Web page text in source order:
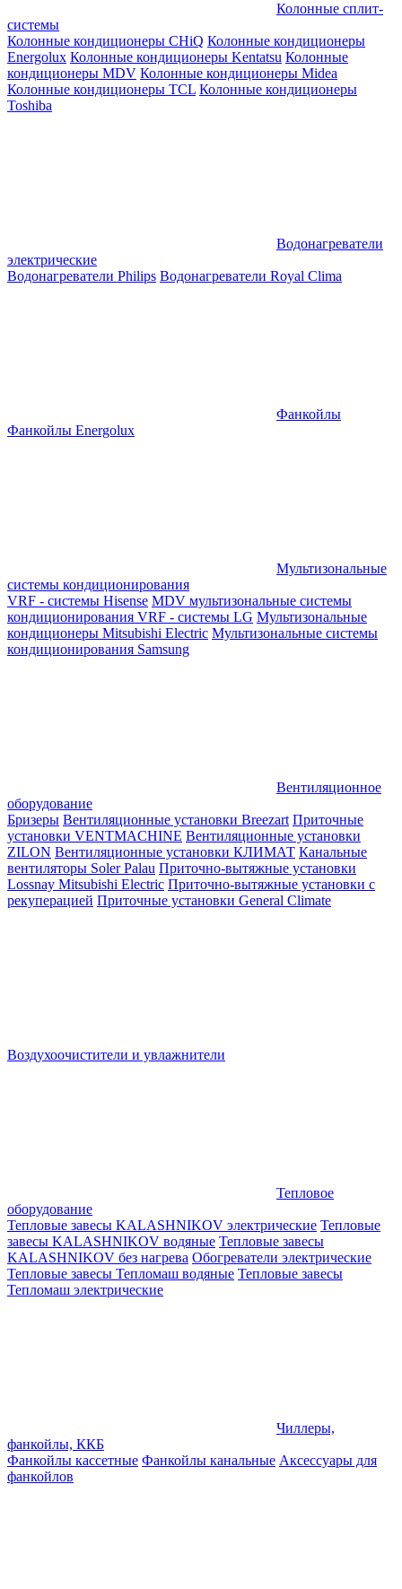
Колонные сплит-
системы
Колонные кондиционеры CHiQ Колонные кондиционеры
Energolux Колонные кондиционеры Kentatsu Колонные
кондиционеры MDV Колонные кондиционеры Midea
Колонные кондиционеры TCL Колонные кондиционеры
Toshiba
Водонагреватели
электрические
Водонагреватели Philips Водонагреватели Royal Clima
Фанкойлы
Фанкойлы Energolux
Мультизональные
системы кондиционирования
VRF - системы Hisense MDV мультизональные системы
кондиционирования VRF - системы LG Мультизональные
кондиционеры Mitsubishi Electric Мультизональные системы
кондиционирования Samsung
Вентиляционное
оборудование
Бризеры Вентиляционные установки Breezart Приточные
установки VENTMACHINE Вентиляционные установки
ZILON Вентиляционные установки КЛИМАТ Канальные
вентиляторы Soler Palau Приточно-вытяжные установки
Lossnay Mitsubishi Electric Приточно-вытяжные установки с
рекуперацией Приточные установки General Climate
Воздухоочистители и увлажнители
Тепловое
оборудование
Тепловые завесы KALASHNIKOV электрические Тепловые
завесы KALASHNIKOV водяные Тепловые завесы
KALASHNIKOV без нагрева Обогреватели электрические
Тепловые завесы Тепломаш водяные Тепловые завесы
Тепломаш электрические
Чиллеры,
фанкойлы, ККБ
Фанкойлы кассетные Фанкойлы канальные Аксессуары для
фанкойлов